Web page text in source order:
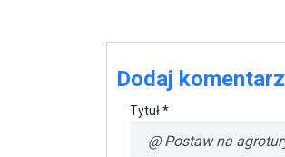
Dodaj komentarz
Tytuł *